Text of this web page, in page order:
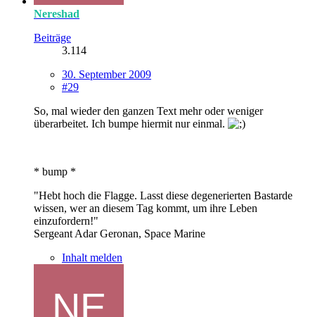
Nereshad
Beiträge
3.114
30. September 2009
#29
So, mal wieder den ganzen Text mehr oder weniger
überarbeitet. Ich bumpe hiermit nur einmal.
* bump *
"Hebt hoch die Flagge. Lasst diese degenerierten Bastarde
wissen, wer an diesem Tag kommt, um ihre Leben
einzufordern!"
Sergeant Adar Geronan, Space Marine
Inhalt melden